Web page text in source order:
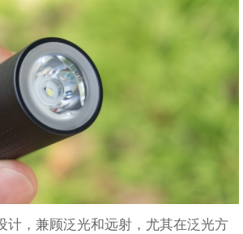
计，兼顾泛光和远射，尤其在泛光方